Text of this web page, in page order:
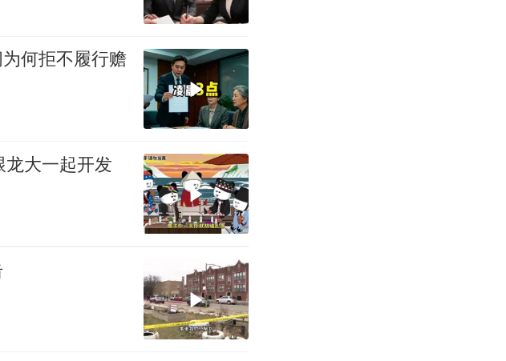
何拒不履行赡
大一起开发